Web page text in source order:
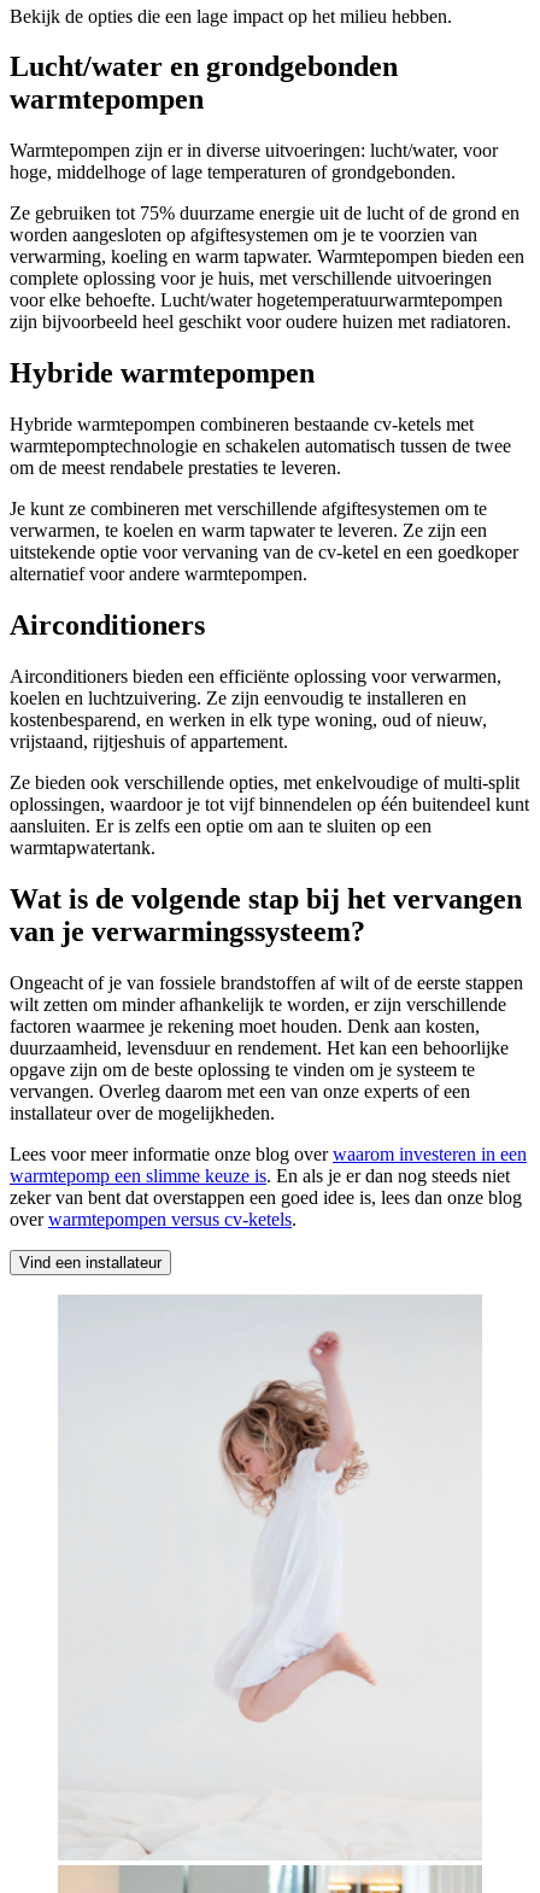
Bekijk de opties die een lage impact op het milieu hebben.
Lucht/water en grondgebonden
warmtepompen
Warmtepompen zijn er in diverse uitvoeringen: lucht/water, voor
hoge, middelhoge of lage temperaturen of grondgebonden.
Ze gebruiken tot 75% duurzame energie uit de lucht of de grond en
worden aangesloten op afgiftesystemen om je te voorzien van
verwarming, koeling en warm tapwater. Warmtepompen bieden een
complete oplossing voor je huis, met verschillende uitvoeringen
voor elke behoefte. Lucht/water hogetemperatuurwarmtepompen
zijn bijvoorbeeld heel geschikt voor oudere huizen met radiatoren.
Hybride warmtepompen
Hybride warmtepompen combineren bestaande cv-ketels met
warmtepomptechnologie en schakelen automatisch tussen de twee
om de meest rendabele prestaties te leveren.
Je kunt ze combineren met verschillende afgiftesystemen om te
verwarmen, te koelen en warm tapwater te leveren. Ze zijn een
uitstekende optie voor vervaning van de cv-ketel en een goedkoper
alternatief voor andere warmtepompen.
Airconditioners
Airconditioners bieden een efficiënte oplossing voor verwarmen,
koelen en luchtzuivering. Ze zijn eenvoudig te installeren en
kostenbesparend, en werken in elk type woning, oud of nieuw,
vrijstaand, rijtjeshuis of appartement.
Ze bieden ook verschillende opties, met enkelvoudige of multi-split
oplossingen, waardoor je tot vijf binnendelen op één buitendeel kunt
aansluiten. Er is zelfs een optie om aan te sluiten op een
warmtapwatertank.
Wat is de volgende stap bij het vervangen
van je verwarmingssysteem?
Ongeacht of je van fossiele brandstoffen af wilt of de eerste stappen
wilt zetten om minder afhankelijk te worden, er zijn verschillende
factoren waarmee je rekening moet houden. Denk aan kosten,
duurzaamheid, levensduur en rendement. Het kan een behoorlijke
opgave zijn om de beste oplossing te vinden om je systeem te
vervangen. Overleg daarom met een van onze experts of een
installateur over de mogelijkheden.
Lees voor meer informatie onze blog overwaarom investeren in een
warmtepomp een slimme keuze is. En als je er dan nog steeds niet
zeker van bent dat overstappen een goed idee is, lees dan onze blog
overwarmtepompen versus cv-ketels.
Vind een installateur